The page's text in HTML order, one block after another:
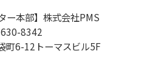
ー本部】株式会社PMS
8342
町6-12トーマスビル5F